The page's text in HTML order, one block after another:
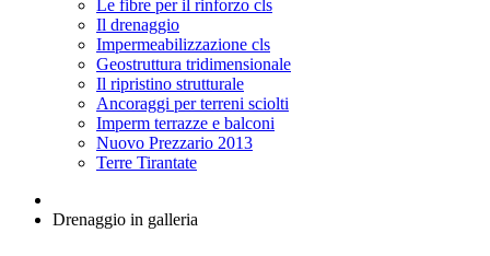
Le fibre per il rinforzo cls
Il drenaggio
Impermeabilizzazione cls
Geostruttura tridimensionale
Il ripristino strutturale
Ancoraggi per terreni sciolti
Imperm terrazze e balconi
Nuovo Prezzario 2013
Terre Tirantate
Drenaggio in galleria